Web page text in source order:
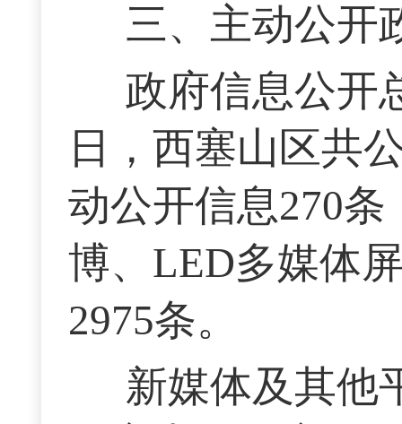
三、主动公开
政府信息公开
日，西塞山区共
动公开信息270
博、LED多媒体
2975条。
新媒体及其他